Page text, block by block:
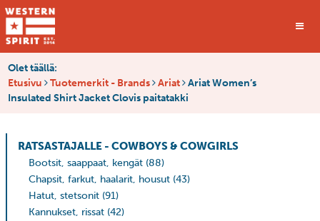
Olet täällä:
Etusivu
Tuotemerkit - Brands Ariat
Ariat Women’s
Insulated Shirt Jacket Clovis paitatakki
RATSASTAJALLE - COWBOYS & COWGIRLS
Bootsit, saappaat, kengät (88)
Chapsit, farkut, haalarit, housut (43)
Hatut, stetsonit (91)
Kannukset, rissat (42)